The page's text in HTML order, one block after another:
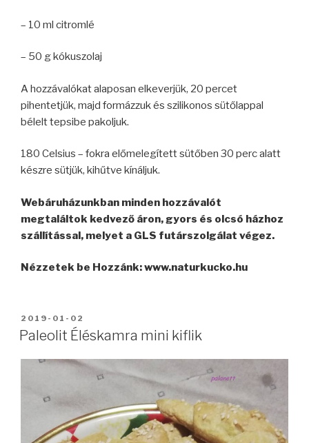
– 10 ml citromlé
– 50 g kókuszolaj
A hozzávalókat alaposan elkeverjük, 20 percet
pihentetjük, majd formázzuk és szilikonos sütőlappal
bélelt tepsibe pakoljuk.
180 Celsius – fokra előmelegített sütőben 30 perc alatt
készre sütjük, kihűtve kínáljuk.
Webáruházunkban minden hozzávalót
megtaláltok kedvező áron, gyors és olcsó házhoz
szállítással, melyet a GLS futárszolgálat végez.
Nézzetek be Hozzánk: www.naturkucko.hu
BEKÜLDVE:
2019-01-02
Paleolit Éléskamra mini kiflik